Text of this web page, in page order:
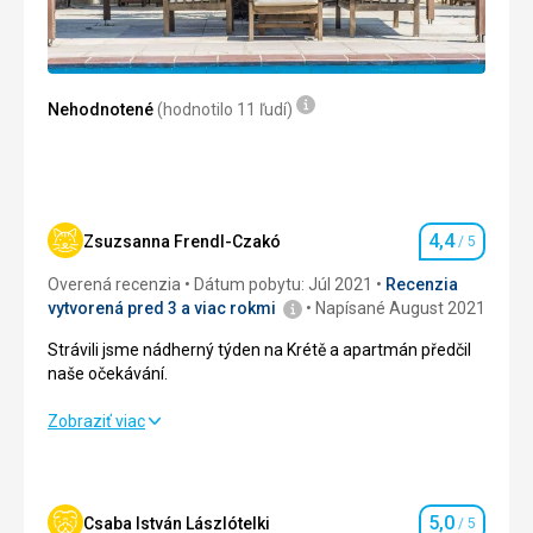
netekla,mravenci na pokoji.
Spíše temna kopka než pokoj.
Táto recenzia bola preložená automaticky pomocou
Nehodnotené(hodnotilo 11 ľudí)
Zsuzsanna Frendl-Czakó Hodnotenie
4,4/ 5
Overená recenzia Dátum pobytu: Júl 2021
Recenzia
vytvorená pred 3 a viac rokmi
Napísané August 2021
Strávili jsme nádherný týden na Krétě a apartmán předčil
naše očekávání.
Strávili jsme nádherný týden na Krétě a apartmán předčil
Zobraziť viac
Csaba István Lászlótelki 5,0 / 5